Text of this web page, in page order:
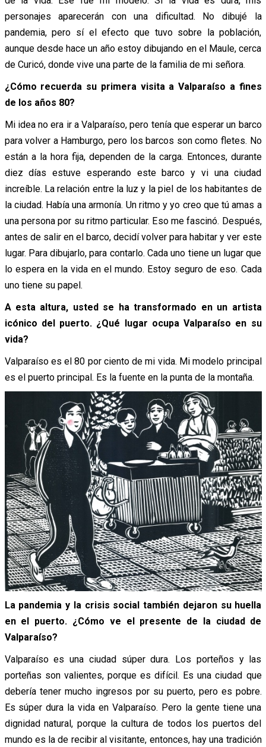
personajes aparecerán con una dificultad. No dibujé la
pandemia, pero sí el efecto que tuvo sobre la población,
aunque desde hace un año estoy dibujando en el Maule, cerca
de Curicó, donde vive una parte de la familia de mi señora.
¿Cómo recuerda su primera visita a Valparaíso a fines
de los años 80?
Mi idea no era ir a Valparaíso, pero tenía que esperar un barco
para volver a Hamburgo, pero los barcos son como fletes. No
están a la hora fija, dependen de la carga. Entonces, durante
diez días estuve esperando este barco y vi una ciudad
increíble. La relación entre la luz y la piel de los habitantes de
la ciudad. Había una armonía. Un ritmo y yo creo que tú amas a
una persona por su ritmo particular. Eso me fascinó. Después,
antes de salir en el barco, decidí volver para habitar y ver este
lugar. Para dibujarlo, para contarlo. Cada uno tiene un lugar que
lo espera en la vida en el mundo. Estoy seguro de eso. Cada
uno tiene su papel.
A esta altura, usted se ha transformado en un artista
icónico del puerto. ¿Qué lugar ocupa Valparaíso en su
vida?
Valparaíso es el 80 por ciento de mi vida. Mi modelo principal
es el puerto principal. Es la fuente en la punta de la montaña.
La pandemia y la crisis social también dejaron su huella
en el puerto. ¿Cómo ve el presente de la ciudad de
Valparaíso?
Valparaíso es una ciudad súper dura. Los porteños y las
porteñas son valientes, porque es difícil. Es una ciudad que
debería tener mucho ingresos por su puerto, pero es pobre.
Es súper dura la vida en Valparaíso. Pero la gente tiene una
dignidad natural, porque la cultura de todos los puertos del
mundo es la de recibir al visitante, entonces, hay una tradición